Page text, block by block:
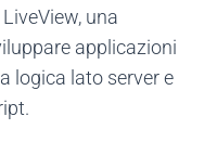
una
applicazioni
logica lato server e